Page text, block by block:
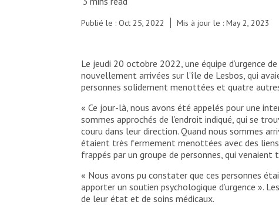
Publié le : Oct 25, 2022 Mis à jour le : May 2, 2023
Le jeudi 20 octobre 2022, une équipe d’urgence
nouvellement arrivées sur l’île de Lesbos, qui
personnes solidement menottées et quatre
« Ce jour-là, nous avons été appelés pour une
sommes approchés de l’endroit indiqué, qui se
couru dans leur direction. Quand nous sommes
étaient très fermement menottées avec des
frappés par un groupe de personnes, qui
« Nous avons pu constater que ces personnes
apporter un soutien psychologique d’urgence ».
de leur état et de soins médicaux.